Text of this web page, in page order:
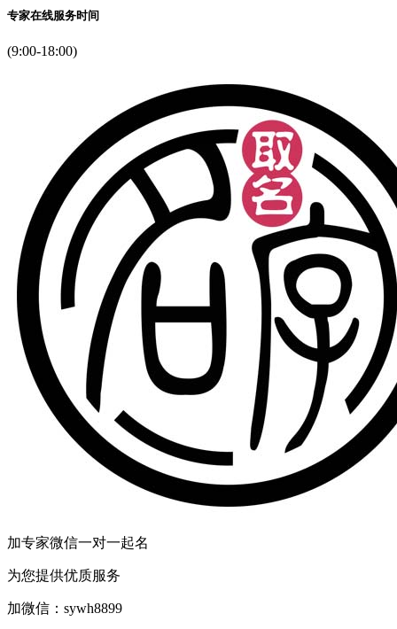
专家在线服务时间
(9:00-18:00)
加专家微信一对一起名
为您提供优质服务
加微信： sywh8899